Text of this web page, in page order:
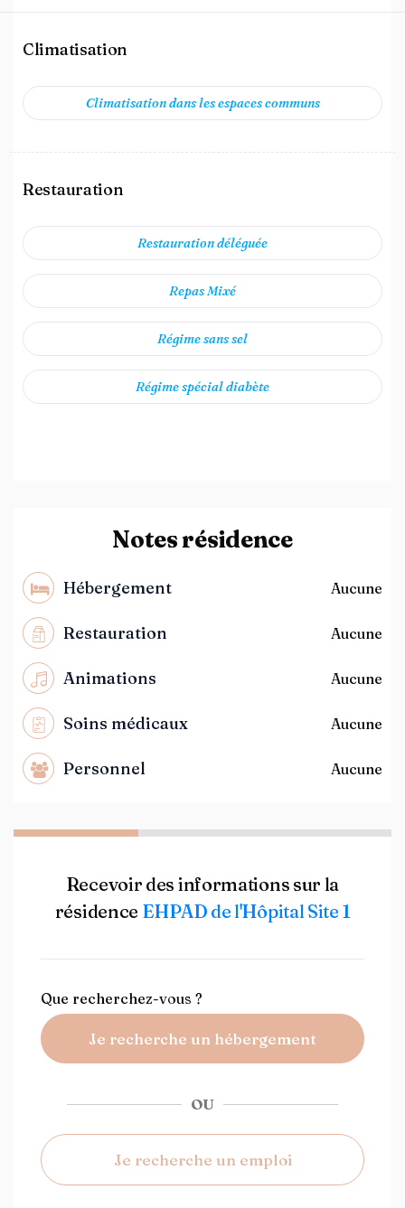
Climatisation
Climatisation dans les espaces communs
Restauration
Restauration déléguée
Repas Mixé
Régime sans sel
Régime spécial diabète
Notes résidence
Hébergement Aucune
Restauration Aucune
Animations Aucune
Soins médicaux Aucune
Personnel Aucune
Recevoir des informations sur la
résidence EHPAD de l'Hôpital Site 1
Que recherchez-vous ?
Je recherche un hébergement
OU
Je recherche un emploi